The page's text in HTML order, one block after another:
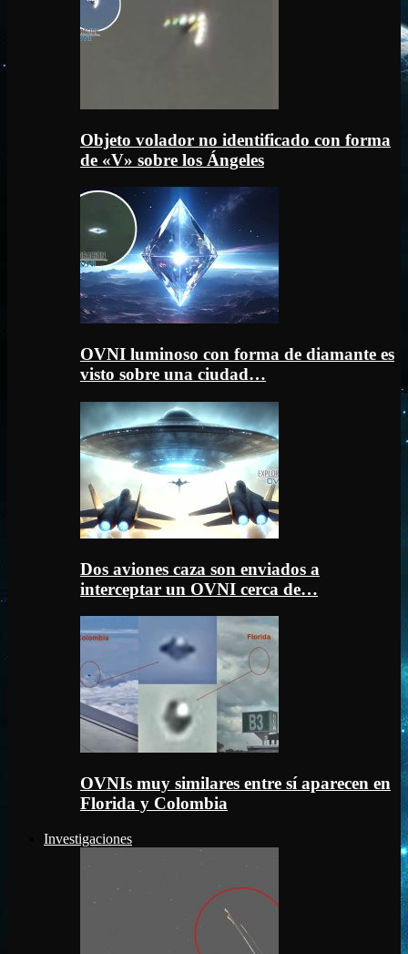
Objeto volador no identificado con forma
de «V» sobre los Ángeles
OVNI luminoso con forma de diamante es
visto sobre una ciudad…
Dos aviones caza son enviados a
interceptar un OVNI cerca de…
OVNIs muy similares entre sí aparecen en
Florida y Colombia
Investigaciones